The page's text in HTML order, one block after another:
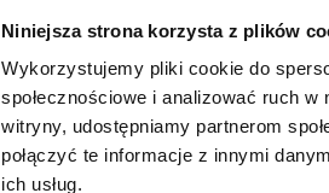
Niniejsza strona korzysta z plików
Wykorzystujemy pliki cookie do
społecznościowe i analizować ruch
witryny, udostępniamy partnerom
połączyć te informacje z innymi
ich usług.